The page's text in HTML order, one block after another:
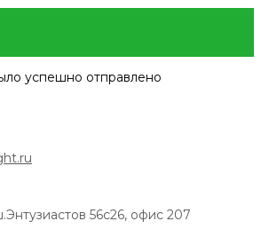
успешно отправлено
56с26, офис 207